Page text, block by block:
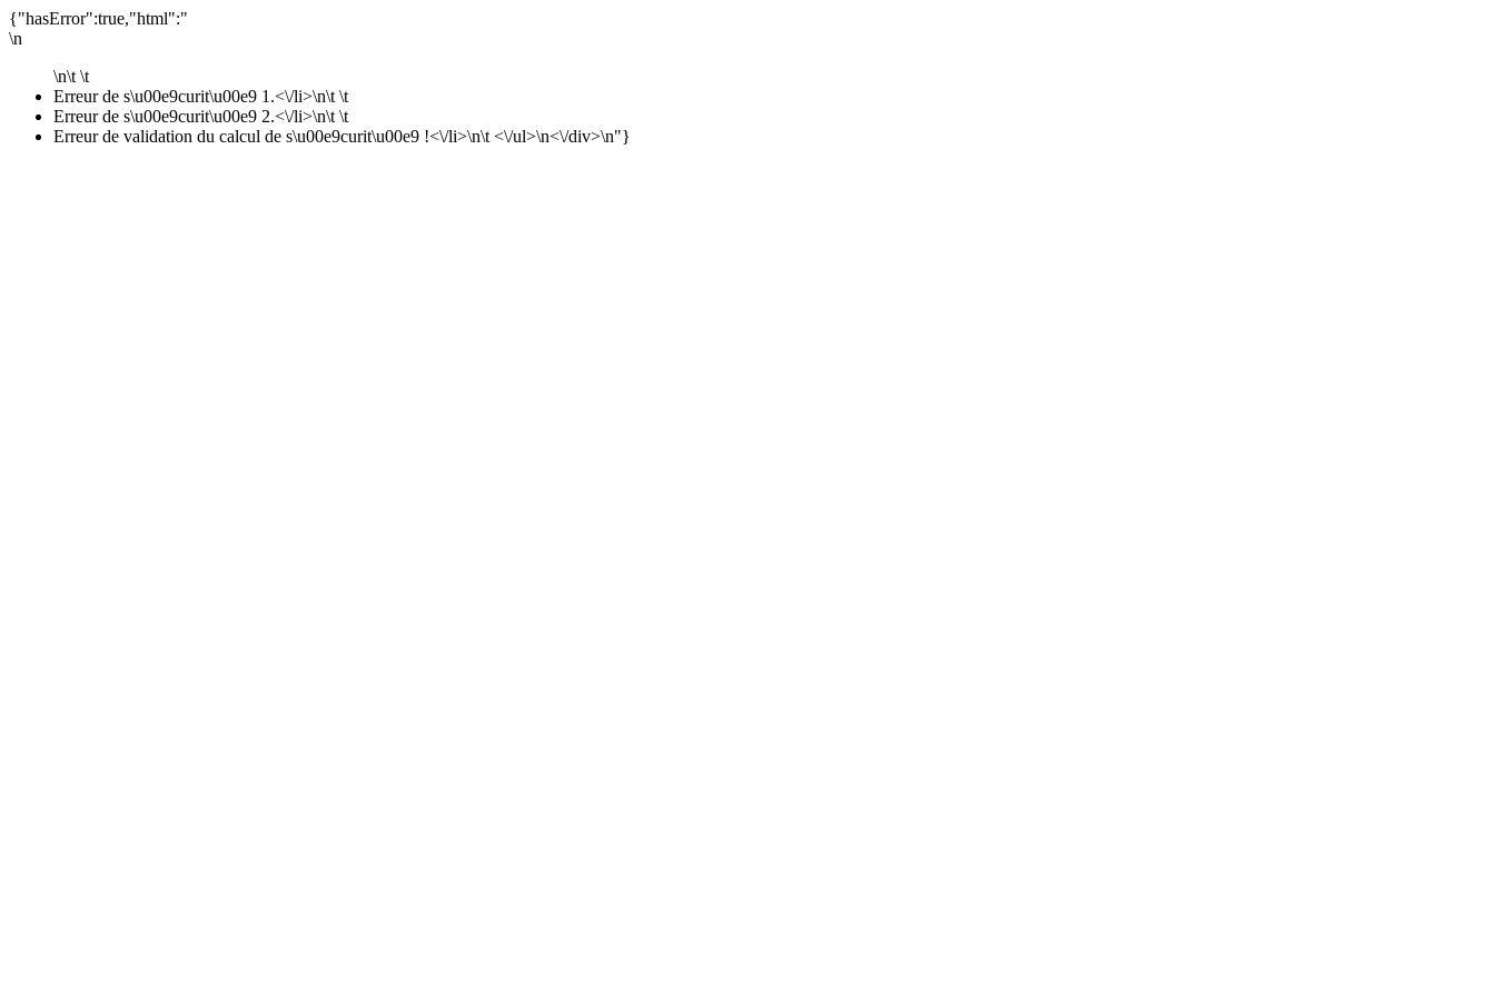
{"hasError":true,"html":"
\n
\n\t \t
Erreur de s\u00e9curit\u00e9 1.<\/li>\n\t \t
Erreur de s\u00e9curit\u00e9 2.<\/li>\n\t \t
Erreur de validation du calcul de s\u00e9curit\u00e9 !<\/li>\n\t <\/ul>\n<\/div>\n"}